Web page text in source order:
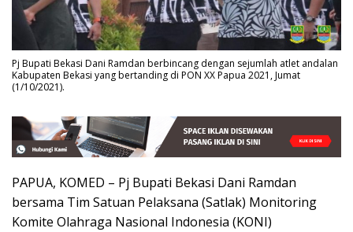
Pj Bupati Bekasi Dani Ramdan berbincang dengan sejumlah atlet andalan
Kabupaten Bekasi yang bertanding di PON XX Papua 2021, Jumat
(1/10/2021).
PAPUA, KOMED – Pj Bupati Bekasi Dani Ramdan
bersama Tim Satuan Pelaksana (Satlak) Monitoring
Komite Olahraga Nasional Indonesia (KONI)